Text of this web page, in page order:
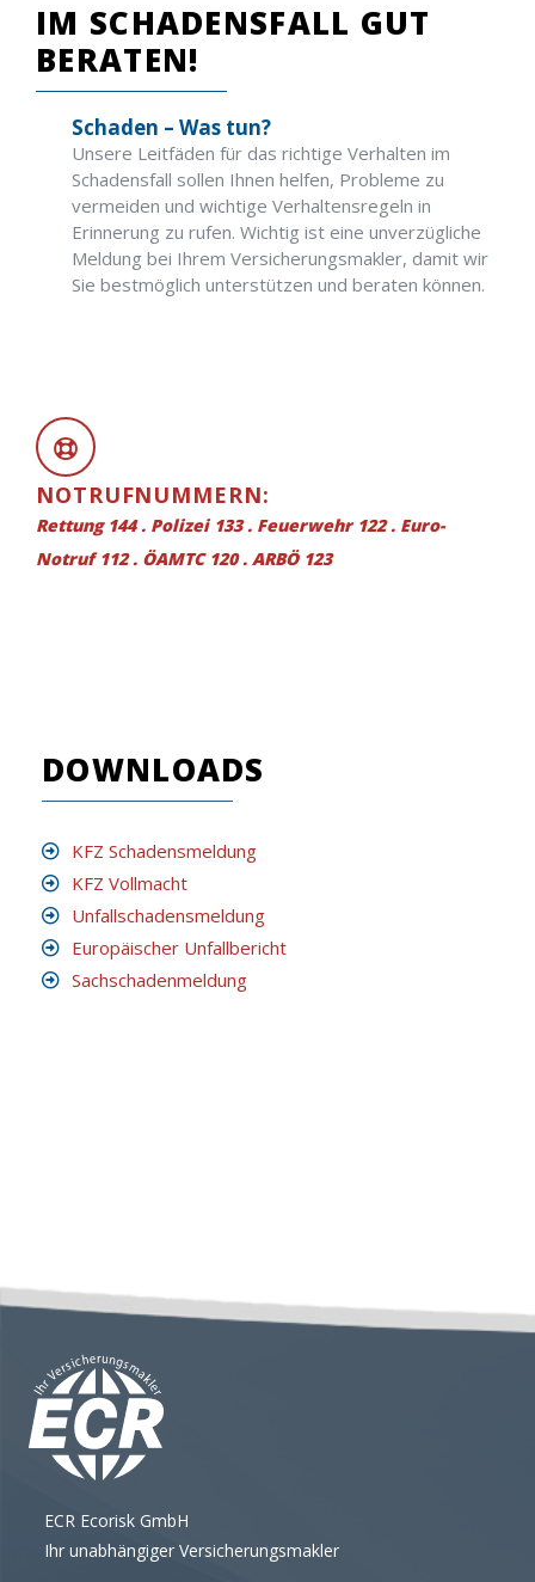
IM SCHADENSFALL GUT
BERATEN!
Schaden – Was tun?
Unsere Leitfäden für das richtige Verhalten im
Schadensfall sollen Ihnen helfen, Probleme zu
vermeiden und wichtige Verhaltensregeln in
Erinnerung zu rufen. Wichtig ist eine unverzügliche
Meldung bei Ihrem Versicherungsmakler, damit wir
Sie bestmöglich unterstützen und beraten können.
NOTRUFNUMMERN:
Rettung 144 . Polizei 133 . Feuerwehr 122 . Euro-
Notruf 112 . ÖAMTC 120 . ARBÖ 123
DOWNLOADS
KFZ Schadensmeldung
KFZ Vollmacht
Unfallschadensmeldung
Europäischer Unfallbericht
Sachschadenmeldung
ECR Ecorisk GmbH
Ihr unabhängiger Versicherungsmakler